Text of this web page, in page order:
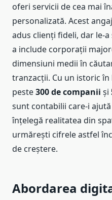
oferi servicii de cea mai
personalizată. Acest
adus clienți fideli, dar le-
a include corporații
dimensiuni medii în
tranzacții. Cu un istoric în
peste300 de companii și
sunt contabilii care-i
înțelegă realitatea din
urmărești cifrele astfel
de creștere.
Abordarea